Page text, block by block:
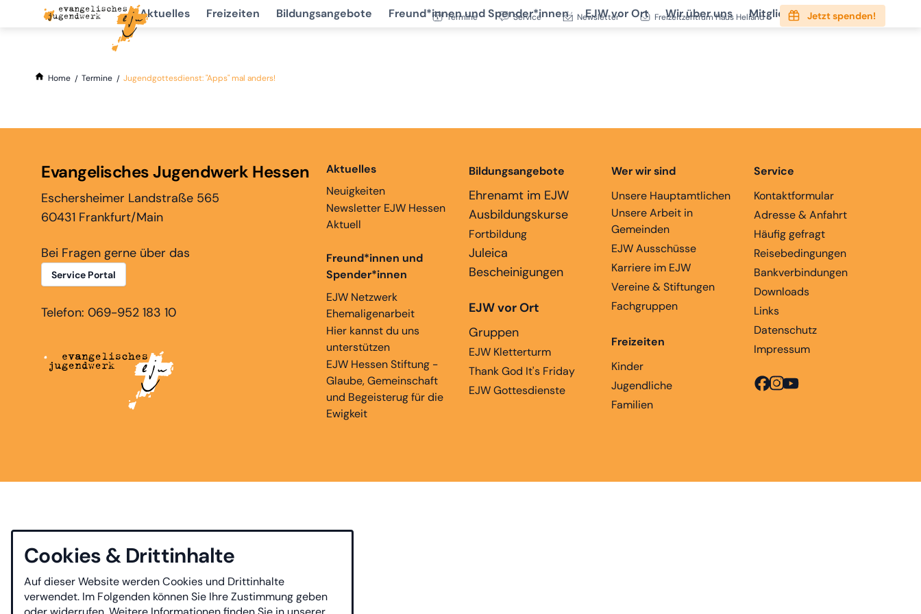
Termine Service Newsletter Freizeitzentrum Haus Heliand Jetzt spenden!
Aktuelles Freizeiten Bildungsangebote Freund*innen und Spender*innen EJW vor Ort Wir über uns Mitgliedschaft Service
Home Termine Jugendgottesdienst: "Apps" mal anders!
Evangelisches Jugendwerk Hessen
Eschersheimer Landstraße 565
60431 Frankfurt/Main
Bei Fragen gerne über das
Service Portal
Telefon: 069-952 183 10
Aktuelles
Neuigkeiten
Newsletter EJW Hessen
Aktuell
Freund*innen und
Spender*innen
EJW Netzwerk
Ehemaligenarbeit
Hier kannst du uns
unterstützen
EJW Hessen Stiftung -
Glaube, Gemeinschaft
und Begeisterug für die
Ewigkeit
Bildungsangebote
Ehrenamt im EJW
Ausbildungskurse
Fortbildung
Juleica
Bescheinigungen
EJW vor Ort
Gruppen
EJW Kletterturm
Thank God It's Friday
EJW Gottesdienste
Wer wir sind
Unsere Hauptamtlichen
Unsere Arbeit in
Gemeinden
EJW Ausschüsse
Karriere im EJW
Vereine & Stiftungen
Fachgruppen
Freizeiten
Kinder
Jugendliche
Familien
Service
Kontaktformular
Adresse & Anfahrt
Häufig gefragt
Reisebedingungen
Bankverbindungen
Downloads
Links
Datenschutz
Impressum
Cookies & Drittinhalte
Auf dieser Website werden Cookies und Drittinhalte
verwendet. Im Folgenden können Sie Ihre Zustimmung geben